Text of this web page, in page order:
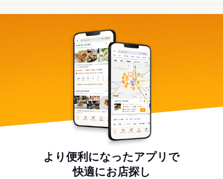
より便利になったアプリで
快適にお店探し